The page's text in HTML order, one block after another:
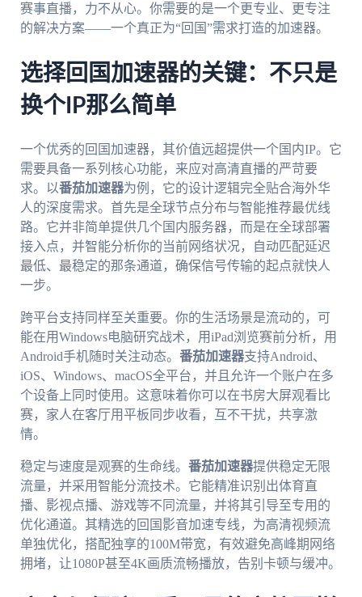
赛事直播，力不从心。你需要的是一个更专业、更专注
的解决方案——一个真正为“回国”需求打造的加速器。
选择回国加速器的关键：不只是
换个IP那么简单
一个优秀的回国加速器，其价值远超提供一个国内IP。它
需要具备一系列核心功能，来应对高清直播的严苛要
求。以番茄加速器为例，它的设计逻辑完全贴合海外华
人的深度需求。首先是全球节点分布与智能推荐最优线
路。它并非简单提供几个国内服务器，而是在全球部署
接入点，并智能分析你的当前网络状况，自动匹配延迟
最低、最稳定的那条通道，确保信号传输的起点就快人
一步。
跨平台支持同样至关重要。你的生活场景是流动的，可
能在用Windows电脑研究战术，用iPad浏览赛前分析，用
Android手机随时关注动态。 番茄加速器支持Android、
iOS、Windows、macOS全平台，并且允许一个账户在多
个设备上同时使用。这意味着你可以在书房大屏观看比
赛，家人在客厅用平板同步收看，互不干扰，共享激
情。
稳定与速度是观赛的生命线。 番茄加速器提供稳定无限
流量，并采用智能分流技术。它能精准识别出体育直
播、影视点播、游戏等不同流量，并将其引导至专用的
优化通道。其精选的回国影音加速专线，为高清视频流
单独优化，搭配独享的100M带宽，有效避免高峰期网络
拥堵，让1080P甚至4K画质流畅播放，告别卡顿与缓冲。